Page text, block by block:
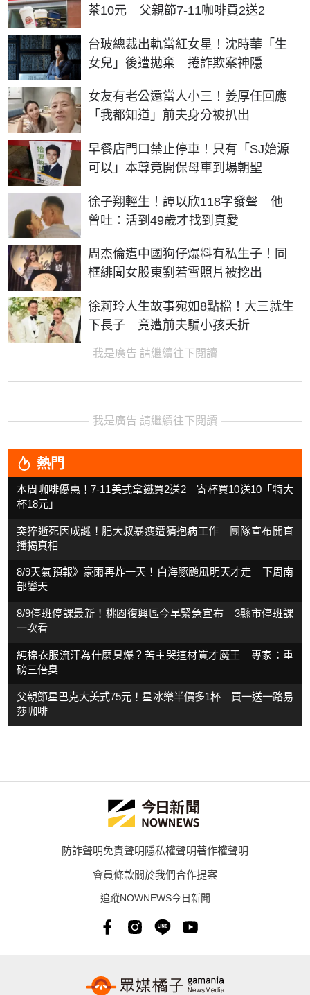
茶10元 父親節7-11咖啡買2送2
台玻總裁出軌當紅女星！沈時華「生
女兒」後遭拋棄 捲詐欺案神隱
女友有老公還當人小三！姜厚任回應
「我都知道」前夫身分被扒出
早餐店門口禁止停車！只有「SJ始源
可以」本尊竟開保母車到場朝聖
徐子翔輕生！譚以欣118字發聲 他
曾吐：活到49歲才找到真愛
周杰倫遭中國狗仔爆料有私生子！同
框緋聞女股東劉若雪照片被挖出
徐莉玲人生故事宛如8點檔！大三就生
下長子 竟遭前夫騙小孩夭折
我是廣告 請繼續往下閱讀
我是廣告 請繼續往下閱讀
熱門
本周咖啡優惠！7-11美式拿鐵買2送2 寄杯買10送10「特大
杯18元」
突猝逝死因成謎！肥大叔暴瘦遭猜抱病工作 團隊宣布開直
播揭真相
8/9天氣預報》豪雨再炸一天！白海豚颱風明天才走 下周南
部變天
8/9停班停課最新！桃園復興區今早緊急宣布 3縣市停班課
一次看
純棉衣服流汗為什麼臭爆？苦主哭這材質才魔王 專家：重
磅三倍臭
父親節星巴克大美式75元！星冰樂半價多1杯 買一送一路易
莎咖啡
防詐聲明免責聲明隱私權聲明著作權聲明
會員條款關於我們合作提案
追蹤NOWNEWS今日新聞